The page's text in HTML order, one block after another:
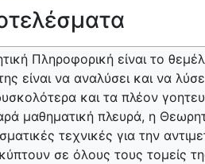
Πληροφορική είναι το
είναι να αναλύσει και να
και τα πλέον
μαθηματική πλευρά, η
τεχνικές για την
σε όλους τους τομείς